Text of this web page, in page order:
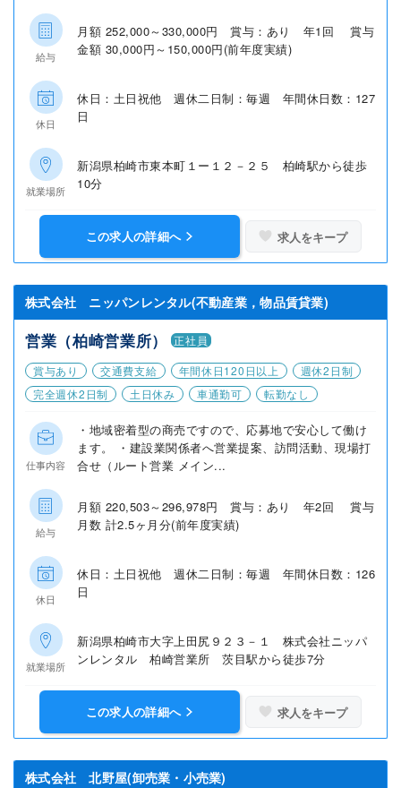
給与
月額 252,000～330,000円 賞与：あり 年1回 賞与
金額 30,000円～150,000円(前年度実績)
休日
休日：土日祝他 週休二日制：毎週 年間休日数：127
日
就業場所
新潟県柏崎市東本町１ー１２－２５ 柏崎駅から徒歩
10分
この求人の詳細へ 求人をキープ
株式会社 ニッパンレンタル(不動産業，物品賃貸業)
営業（柏崎営業所）
正社員
賞与あり
交通費支給 年間休日120日以上
週休2日制
完全週休2日制
土日休み 車通勤可 転勤なし
仕事内容
・地域密着型の商売ですので、応募地で安心して働け
ます。 ・建設業関係者へ営業提案、訪問活動、現場打
合せ（ルート営業 メイン...
給与
月額 220,503～296,978円 賞与：あり 年2回 賞与
月数 計2.5ヶ月分(前年度実績)
休日
休日：土日祝他 週休二日制：毎週 年間休日数：126
日
就業場所
新潟県柏崎市大字上田尻９２３－１ 株式会社ニッパ
ンレンタル 柏崎営業所 茨目駅から徒歩7分
この求人の詳細へ 求人をキープ
株式会社 北野屋(卸売業・小売業)